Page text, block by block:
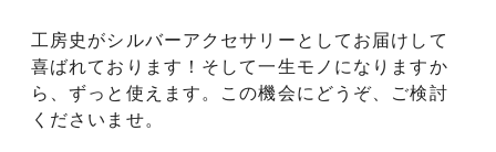
工房史がシルバーアクセサリーとしてお届けして
喜ばれております！そして一生モノになりますか
ら、ずっと使えます。この機会にどうぞ、ご検討
くださいませ。